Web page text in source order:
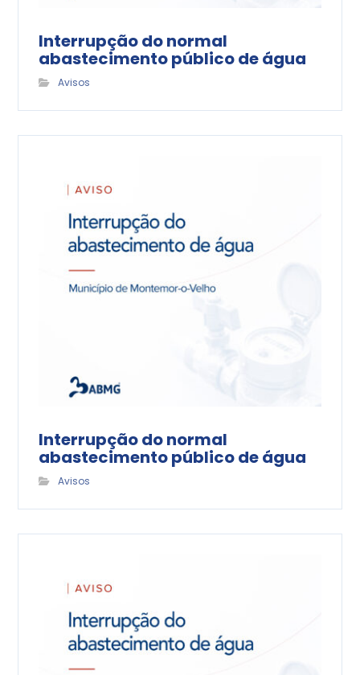
Interrupção do normal
abastecimento público de água
Avisos
Interrupção do normal
abastecimento público de água
Avisos